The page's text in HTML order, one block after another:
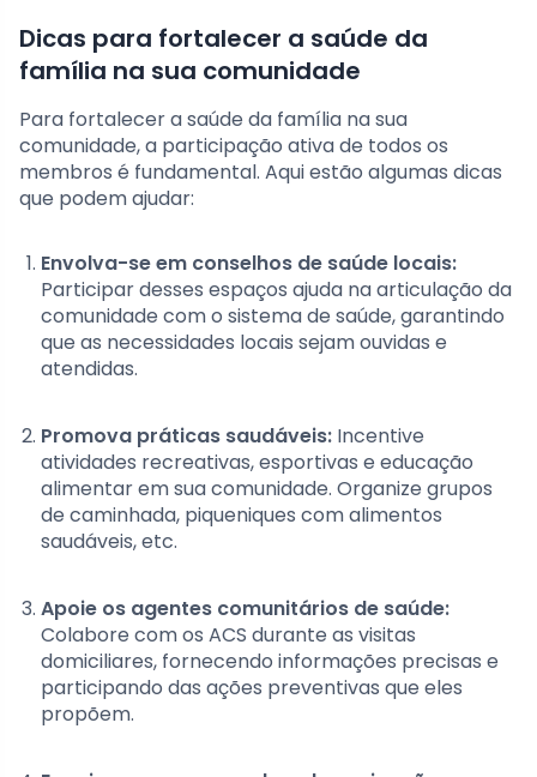
Dicas para fortalecer a saúde da
família na sua comunidade
Para fortalecer a saúde da família na sua
comunidade, a participação ativa de todos os
membros é fundamental. Aqui estão algumas dicas
que podem ajudar:
Envolva-se em conselhos de saúde locais:
Participar desses espaços ajuda na articulação da
comunidade com o sistema de saúde, garantindo
que as necessidades locais sejam ouvidas e
atendidas.
Promova práticas saudáveis: Incentive
atividades recreativas, esportivas e educação
alimentar em sua comunidade. Organize grupos
de caminhada, piqueniques com alimentos
saudáveis, etc.
Apoie os agentes comunitários de saúde:
Colabore com os ACS durante as visitas
domiciliares, fornecendo informações precisas e
participando das ações preventivas que eles
propõem.